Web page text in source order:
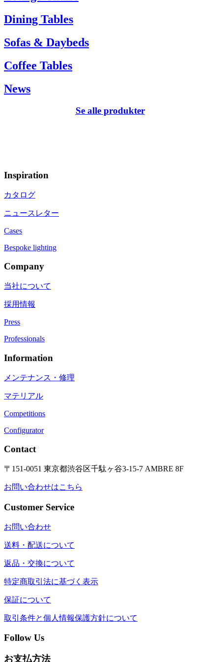
Dining Tables
Sofas & Daybeds
Coffee Tables
News
Se alle produkter
Inspiration
カタログ
ニュースレター
Cases
Bespoke lighting
Company
当社について
採用情報
Press
Professionals
Information
メンテナンス・修理
マテリアル
Competitions
Configurator
Contact
〒151-0051 東京都渋谷区千駄ヶ谷3-15-7 AMBRE 8F
お問い合わせはこちら
Customer Service
お問い合わせ
送料・配送について
返品・交換について
特定商取引法に基づく表示
保証について
取引条件と個人情報保護方針について
Follow Us
お支払方法